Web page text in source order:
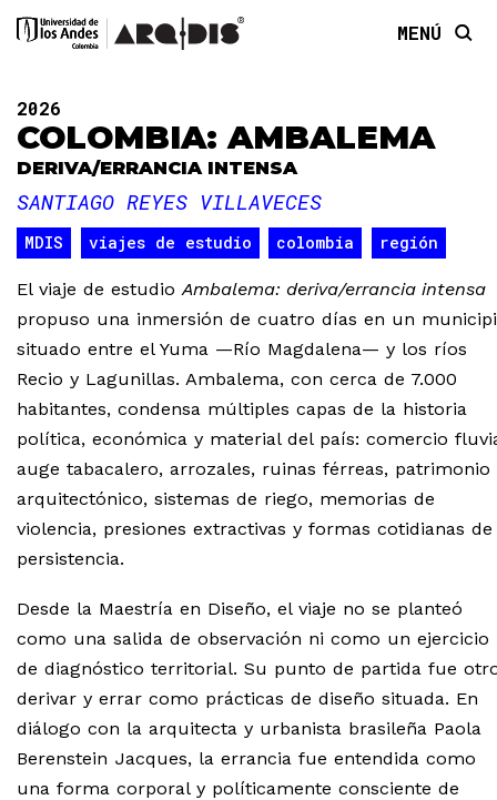
MENÚ
2026
COLOMBIA: AMBALEMA
DERIVA/ERRANCIA INTENSA
SANTIAGO REYES VILLAVECES
MDIS viajes de estudio colombia región
El viaje de estudioAmbalema: deriva/errancia intensa
propuso una inmersión de cuatro días en un
situado entre el Yuma —Río Magdalena— y los ríos
Recio y Lagunillas. Ambalema, con cerca de 7.000
habitantes, condensa múltiples capas de la historia
política, económica y material del país: comercio
auge tabacalero, arrozales, ruinas férreas, patrimonio
arquitectónico, sistemas de riego, memorias de
violencia, presiones extractivas y formas cotidianas de
persistencia.
Desde la Maestría en Diseño, el viaje no se planteó
como una salida de observación ni como un ejercicio
de diagnóstico territorial. Su punto de partida fue
derivar y errar como prácticas de diseño situada. En
diálogo con la arquitecta y urbanista brasileña Paola
Berenstein Jacques, la errancia fue entendida como
una forma corporal y políticamente consciente de